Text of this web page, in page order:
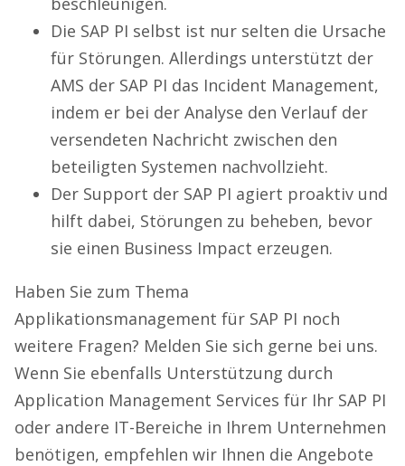
Die SAP PI selbst ist nur selten die Ursache
für Störungen. Allerdings unterstützt der
AMS der SAP PI das Incident Management,
indem er bei der Analyse den Verlauf der
versendeten Nachricht zwischen den
beteiligten Systemen nachvollzieht.
Der Support der SAP PI agiert proaktiv und
hilft dabei, Störungen zu beheben, bevor
sie einen Business Impact erzeugen.
Haben Sie zum Thema
Applikationsmanagement für SAP PI noch
weitere Fragen? Melden Sie sich gerne bei uns.
Wenn Sie ebenfalls Unterstützung durch
Application Management Services für Ihr SAP PI
oder andere IT-Bereiche in Ihrem Unternehmen
benötigen, empfehlen wir Ihnen die Angebote